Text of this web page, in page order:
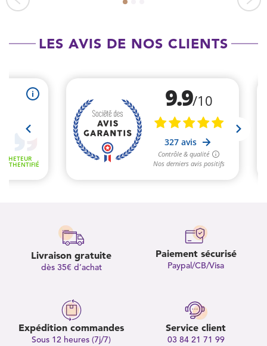
LES AVIS DE NOS CLIENTS
Livraison gratuite
dès 35€ d’achat
Paiement sécurisé
Paypal/CB/Visa
Expédition commandes
Sous 12 heures (7j/7)
Service client
03 84 21 71 99